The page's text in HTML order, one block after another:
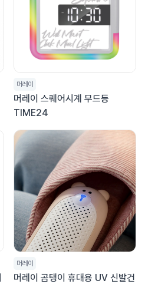
머레이
머레이 스퀘어시계 무드등
TIME24
머레이
머레이 곰탱이 휴대용 UV 신발건